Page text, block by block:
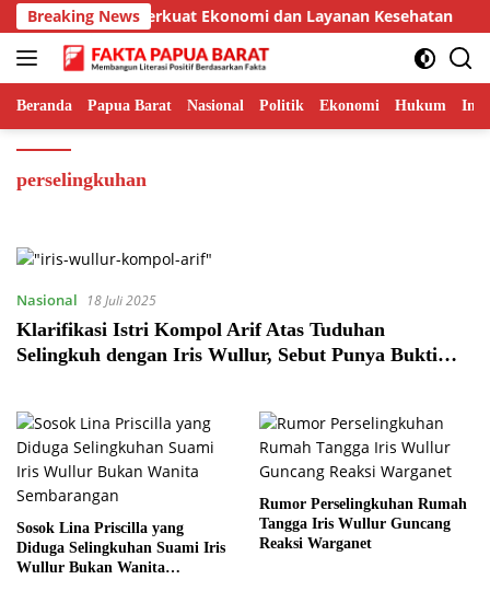
Langsung
ke
konten
Breaking News
Serui untuk Perkuat Ekonomi dan Layanan Kesehatan
Beranda Papua Barat Nasional Politik Ekonomi Hukum
perselingkuhan
Nasional 18 Juli 2025
Klarifikasi Istri Kompol Arif Atas Tuduhan
Selingkuh dengan Iris Wullur, Sebut Punya Bukti
Sosok Lina Priscilla yang
Diduga Selingkuhan Suami Iris
Wullur Bukan Wanita
Rumor Perselingkuhan Rumah
Tangga Iris Wullur Guncang
Reaksi Warganet